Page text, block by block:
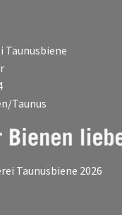
Taunus
Taunusbiene 2026